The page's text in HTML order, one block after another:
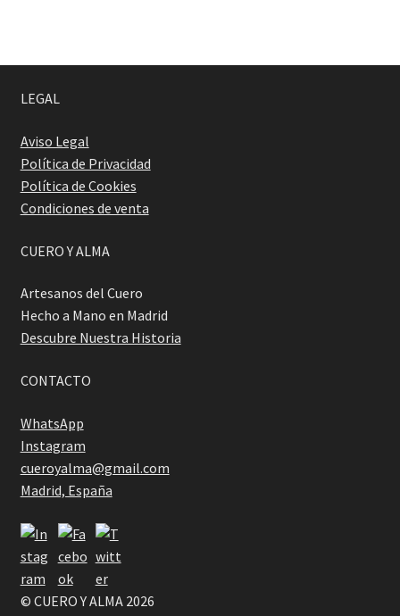
LEGAL
Aviso Legal
Política de Privacidad
Política de Cookies
Condiciones de venta
CUERO Y ALMA
Artesanos del Cuero
Hecho a Mano en Madrid
Descubre Nuestra Historia
CONTACTO
WhatsApp
Instagram
cueroyalma@gmail.com
Madrid, España
© CUERO Y ALMA 2026